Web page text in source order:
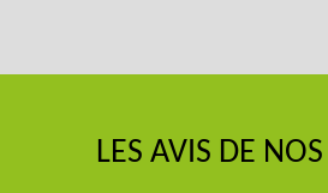
LES AVIS DE